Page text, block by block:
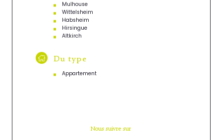
Mulhouse
Wittelsheim
Habsheim
Hirsingue
Altkirch
Du type
Appartement
Nous suivre sur